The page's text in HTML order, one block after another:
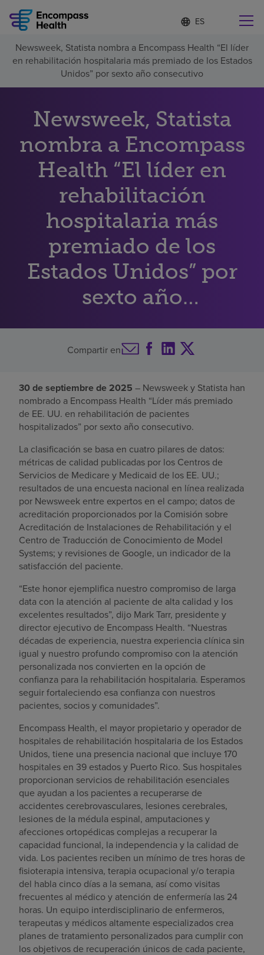
Lista
de
idiomas
contraída
d
o
m
a
e
c
c
i
n
d
Encuentre una localidad cerca de usted
Por qué debe elegirnos
Servicios de rehabilitación
Recursos de salud
Acerca de nosotros
Inversores
Newsweek, Statista nombra a Encompass Health “El líder
en rehabilitación hospitalaria más premiado de los Estados
Unidos” por sexto año consecutivo
Newsweek, Statista
nombra a Encompass
Health “El líder en
rehabilitación
hospitalaria más
premiado de los
Estados Unidos” por
sexto año
consecutivo
Compartir en
30 de septiembre de 2025 – Newsweek y Statista han
nombrado a Encompass Health “Líder más premiado
de EE. UU. en rehabilitación de pacientes
hospitalizados” por sexto año consecutivo.
La clasificación se basa en cuatro pilares de datos:
métricas de calidad publicadas por los Centros de
Servicios de Medicare y Medicaid de los EE. UU.;
resultados de una encuesta nacional en línea realizada
por Newsweek entre expertos en el campo; datos de
acreditación proporcionados por la Comisión sobre
Acreditación de Instalaciones de Rehabilitación y el
Centro de Traducción de Conocimiento de Model
Systems; y revisiones de Google, un indicador de la
satisfacción del paciente.
“Este honor ejemplifica nuestro compromiso de larga
data con la atención al paciente de alta calidad y los
excelentes resultados”, dijo Mark Tarr, presidente y
director ejecutivo de Encompass Health. “Nuestras
décadas de experiencia, nuestra experiencia clínica sin
igual y nuestro profundo compromiso con la atención
personalizada nos convierten en la opción de
confianza para la rehabilitación hospitalaria. Esperamos
seguir fortaleciendo esa confianza con nuestros
pacientes, socios y comunidades”.
Encompass Health, el mayor propietario y operador de
hospitales de rehabilitación hospitalaria de los Estados
Unidos, tiene una presencia nacional que incluye 170
hospitales en 39 estados y Puerto Rico. Sus hospitales
proporcionan servicios de rehabilitación esenciales
que ayudan a los pacientes a recuperarse de
accidentes cerebrovasculares, lesiones cerebrales,
lesiones de la médula espinal, amputaciones y
afecciones ortopédicas complejas a recuperar la
capacidad funcional, la independencia y la calidad de
vida. Los pacientes reciben un mínimo de tres horas de
fisioterapia intensiva, terapia ocupacional y/o terapia
del habla cinco días a la semana, así como visitas
frecuentes al médico y atención de enfermería las 24
horas. Un equipo interdisciplinario de enfermeros,
terapeutas y médicos altamente especializados crea
planes de tratamiento personalizados para cumplir con
los objetivos de recuperación únicos de cada paciente,